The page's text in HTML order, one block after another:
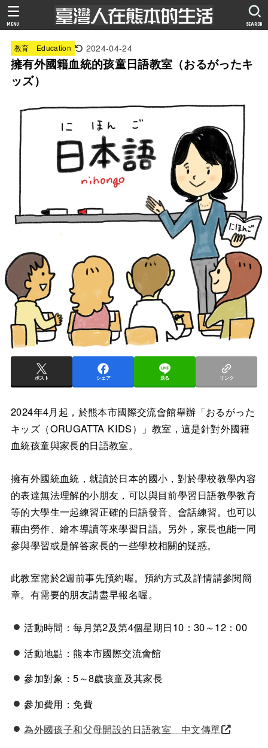
SEARCH
MENU
教育 Education 2024-04-24
擁有外國籍血統的孩童日語教室（おるがったキ
ッズ）
ポスト シェア 送る リンク
2024年4月起，於熊本市國際交流會館舉辦「おるがった
キッズ（ORUGATTA KIDS）」教室，這是針對外國籍
血統孩童與家長的日語教室。
擁有外國統血統，就讀於日本的國小，對於學校教學內容
的表達無法理解的小朋友，可以與目前學習日語教學教育
等的大學生一起練習正確的日語發音、會話練習。也可以
藉由勞作、繪本導讀等來學習日語。另外，家長也能一同
參與學習或是解答家長的一些學校相關的疑惑。
此教室需於2週前事先預約喔。預約方式及詳情請參閱簡
章。有需要的朋友請盡早報名喔。
活動時間：每月第2及第4個星期日10：30～12：00
活動地點：熊本市國際交流會館
參加對象：5～8歲孩童及其家長
參加費用：免費
為外國孩子和父母開設的日語教室 中文傳單